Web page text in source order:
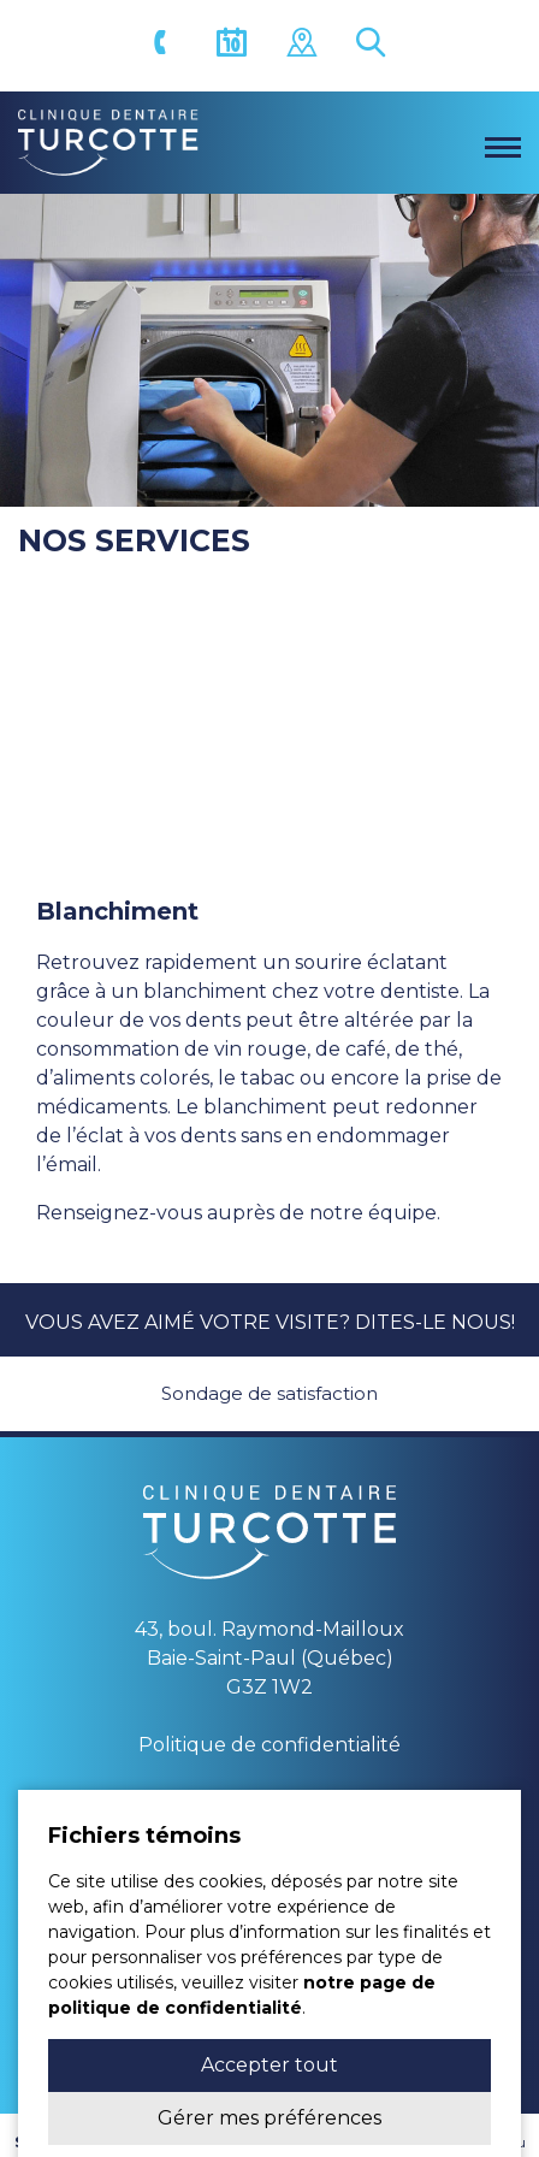
NOS SERVICES
Blanchiment
Retrouvez rapidement un sourire éclatant
grâce à un blanchiment chez votre dentiste. La
couleur de vos dents peut être altérée par la
consommation de vin rouge, de café, de thé,
d’aliments colorés, le tabac ou encore la prise de
médicaments. Le blanchiment peut redonner
de l’éclat à vos dents sans en endommager
l’émail.
Renseignez-vous auprès de notre équipe.
VOUS AVEZ AIMÉ VOTRE VISITE? DITES-LE NOUS!
Sondage de satisfaction
43, boul. Raymond-Mailloux
Baie-Saint-Paul (Québec)
G3Z 1W2
Politique de confidentialité
Lundi : 08:00 à 17:00
Mercredi : 08:00 à 17:00
Jeudi : 08:00 à 16:00
Vendredi : 08:00 à 16:00
Samedi : Fermé
Dimanche : Fermé
Solution ServDentist Web
| Membre du
Fichiers témoins
Ce site utilise des cookies, déposés par notre site
web, afin d’améliorer votre expérience de
navigation. Pour plus d’information sur les finalités et
pour personnaliser vos préférences par type de
cookies utilisés, veuillez visiter notre page de
politique de confidentialité.
Accepter tout
Gérer mes préférences